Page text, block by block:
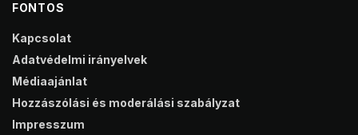
FONTOS
Kapcsolat
Adatvédelmi irányelvek
Médiaajánlat
Hozzászólási és moderálási szabályzat
Impresszum